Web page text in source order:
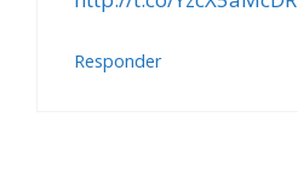
Responder